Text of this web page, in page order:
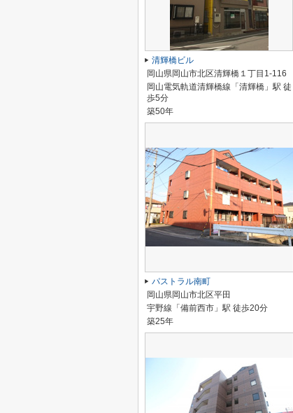
清輝橋ビル
岡山県岡山市北区清輝橋１丁目1-116
岡山電気軌道清輝橋線「清輝橋」駅 徒
歩5分
築50年
パストラル南町
岡山県岡山市北区平田
宇野線「備前西市」駅 徒歩20分
築25年